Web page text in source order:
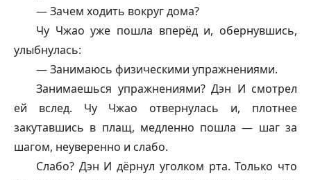
— Зачем ходить вокруг дома?
Чу Чжао уже пошла вперёд и, обернувшись,
улыбнулась:
— Занимаюсь физическими упражнениями.
Занимаешься упражнениями? Дэн И смотрел
ей вслед. Чу Чжао отвернулась и, плотнее
закутавшись в плащ, медленно пошла — шаг за
шагом, неуверенно и слабо.
Слабо? Дэн И дёрнул уголком рта. Только что